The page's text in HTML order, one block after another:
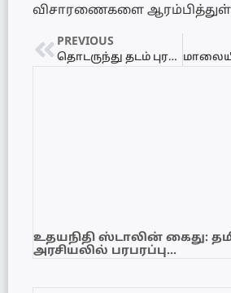
விசாரணைகளை
PREVIOUS
தொடருந்து தடம் புரண்டு கோர விபத்து! – 12 பயணிகள் காயம்!
உதயநிதி ஸ்டாலின் கைது:
அரசியலில் பரபரப்பு…